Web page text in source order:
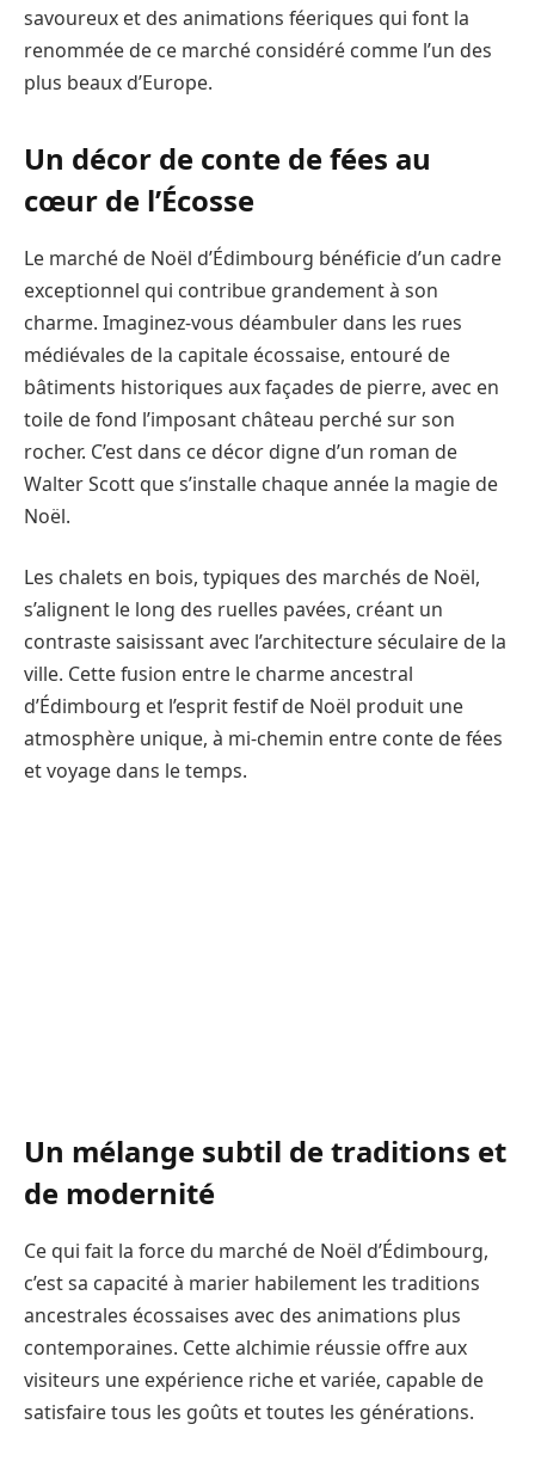
savoureux et des animations féeriques qui font la
renommée de ce marché considéré comme l’un des
plus beaux d’Europe.
Un décor de conte de fées au
cœur de l’Écosse
Le marché de Noël d’Édimbourg bénéficie d’un cadre
exceptionnel qui contribue grandement à son
charme. Imaginez-vous déambuler dans les rues
médiévales de la capitale écossaise, entouré de
bâtiments historiques aux façades de pierre, avec en
toile de fond l’imposant château perché sur son
rocher. C’est dans ce décor digne d’un roman de
Walter Scott que s’installe chaque année la magie de
Noël.
Les chalets en bois, typiques des marchés de Noël,
s’alignent le long des ruelles pavées, créant un
contraste saisissant avec l’architecture séculaire de la
ville. Cette fusion entre le charme ancestral
d’Édimbourg et l’esprit festif de Noël produit une
atmosphère unique, à mi-chemin entre conte de fées
et voyage dans le temps.
Un mélange subtil de traditions et
de modernité
Ce qui fait la force du marché de Noël d’Édimbourg,
c’est sa capacité à marier habilement les traditions
ancestrales écossaises avec des animations plus
contemporaines. Cette alchimie réussie offre aux
visiteurs une expérience riche et variée, capable de
satisfaire tous les goûts et toutes les générations.